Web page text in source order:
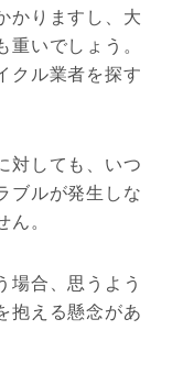
かりますし、大
いでしょう。
クル業者を探す
対しても、いつ
ブルが発生しな
ん。
場合、思うよう
抱える懸念があ